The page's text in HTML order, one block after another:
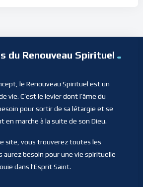
du Renouveau Spirituel
le Renouveau Spirituel est un
vie. C’est le levier dont l’âme du
pour sortir de sa létargie et se
marche à la suite de son Dieu.
site, vous trouverez toutes les
aurez besoin pour une vie spirituelle
dans l’Esprit Saint.